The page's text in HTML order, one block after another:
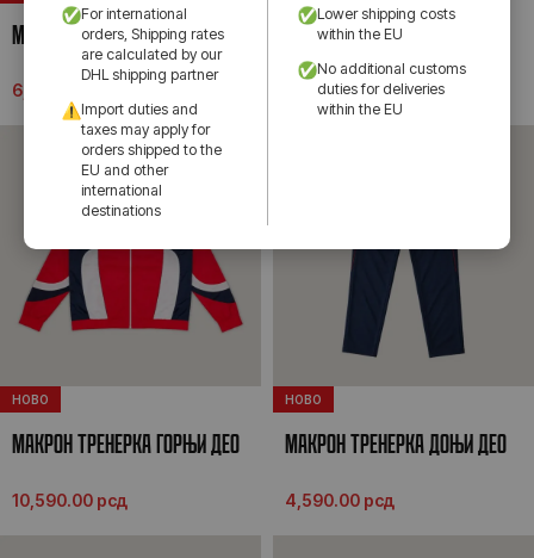
МАКРОН ПУТНИ ДУКС 26/27
6,990.00
МАКРОН РАНАЦ 26/27
7,290.00рсд
НОВО
МАКРОН ТРЕНЕРКА ГОРЊИ ДЕО
10,590.00 рсд
НОВО
МАКРОН ТРЕНЕРКА ДОЊИ ДЕО
4,590.00 рсд
For international
orders, Shipping rates
are calculated by our
DHL shipping partner
Import duties and
taxes may apply for
orders shipped to the
EU and other
international
destinations
Lower shipping costs
within the EU
No additional customs
duties for deliveries
within the EU